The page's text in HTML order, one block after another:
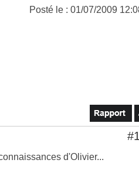
Posté le : 01/07/2009
d'Olivier...